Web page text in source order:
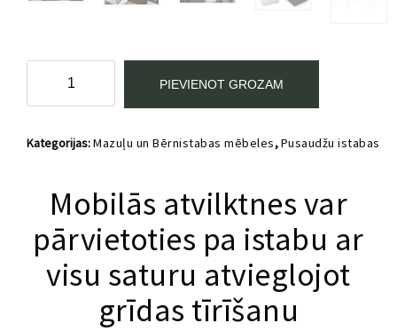
skapim
atvilktnēm
melna
daudzums
PIEVIENOT GROZAM
Kategorijas:Mazuļu un Bērnistabas mēbeles,Pusaudžu istabas
Mobilās atvilktnes var
pārvietoties pa istabu ar
visu saturu atvieglojot
grīdas tīrīšanu